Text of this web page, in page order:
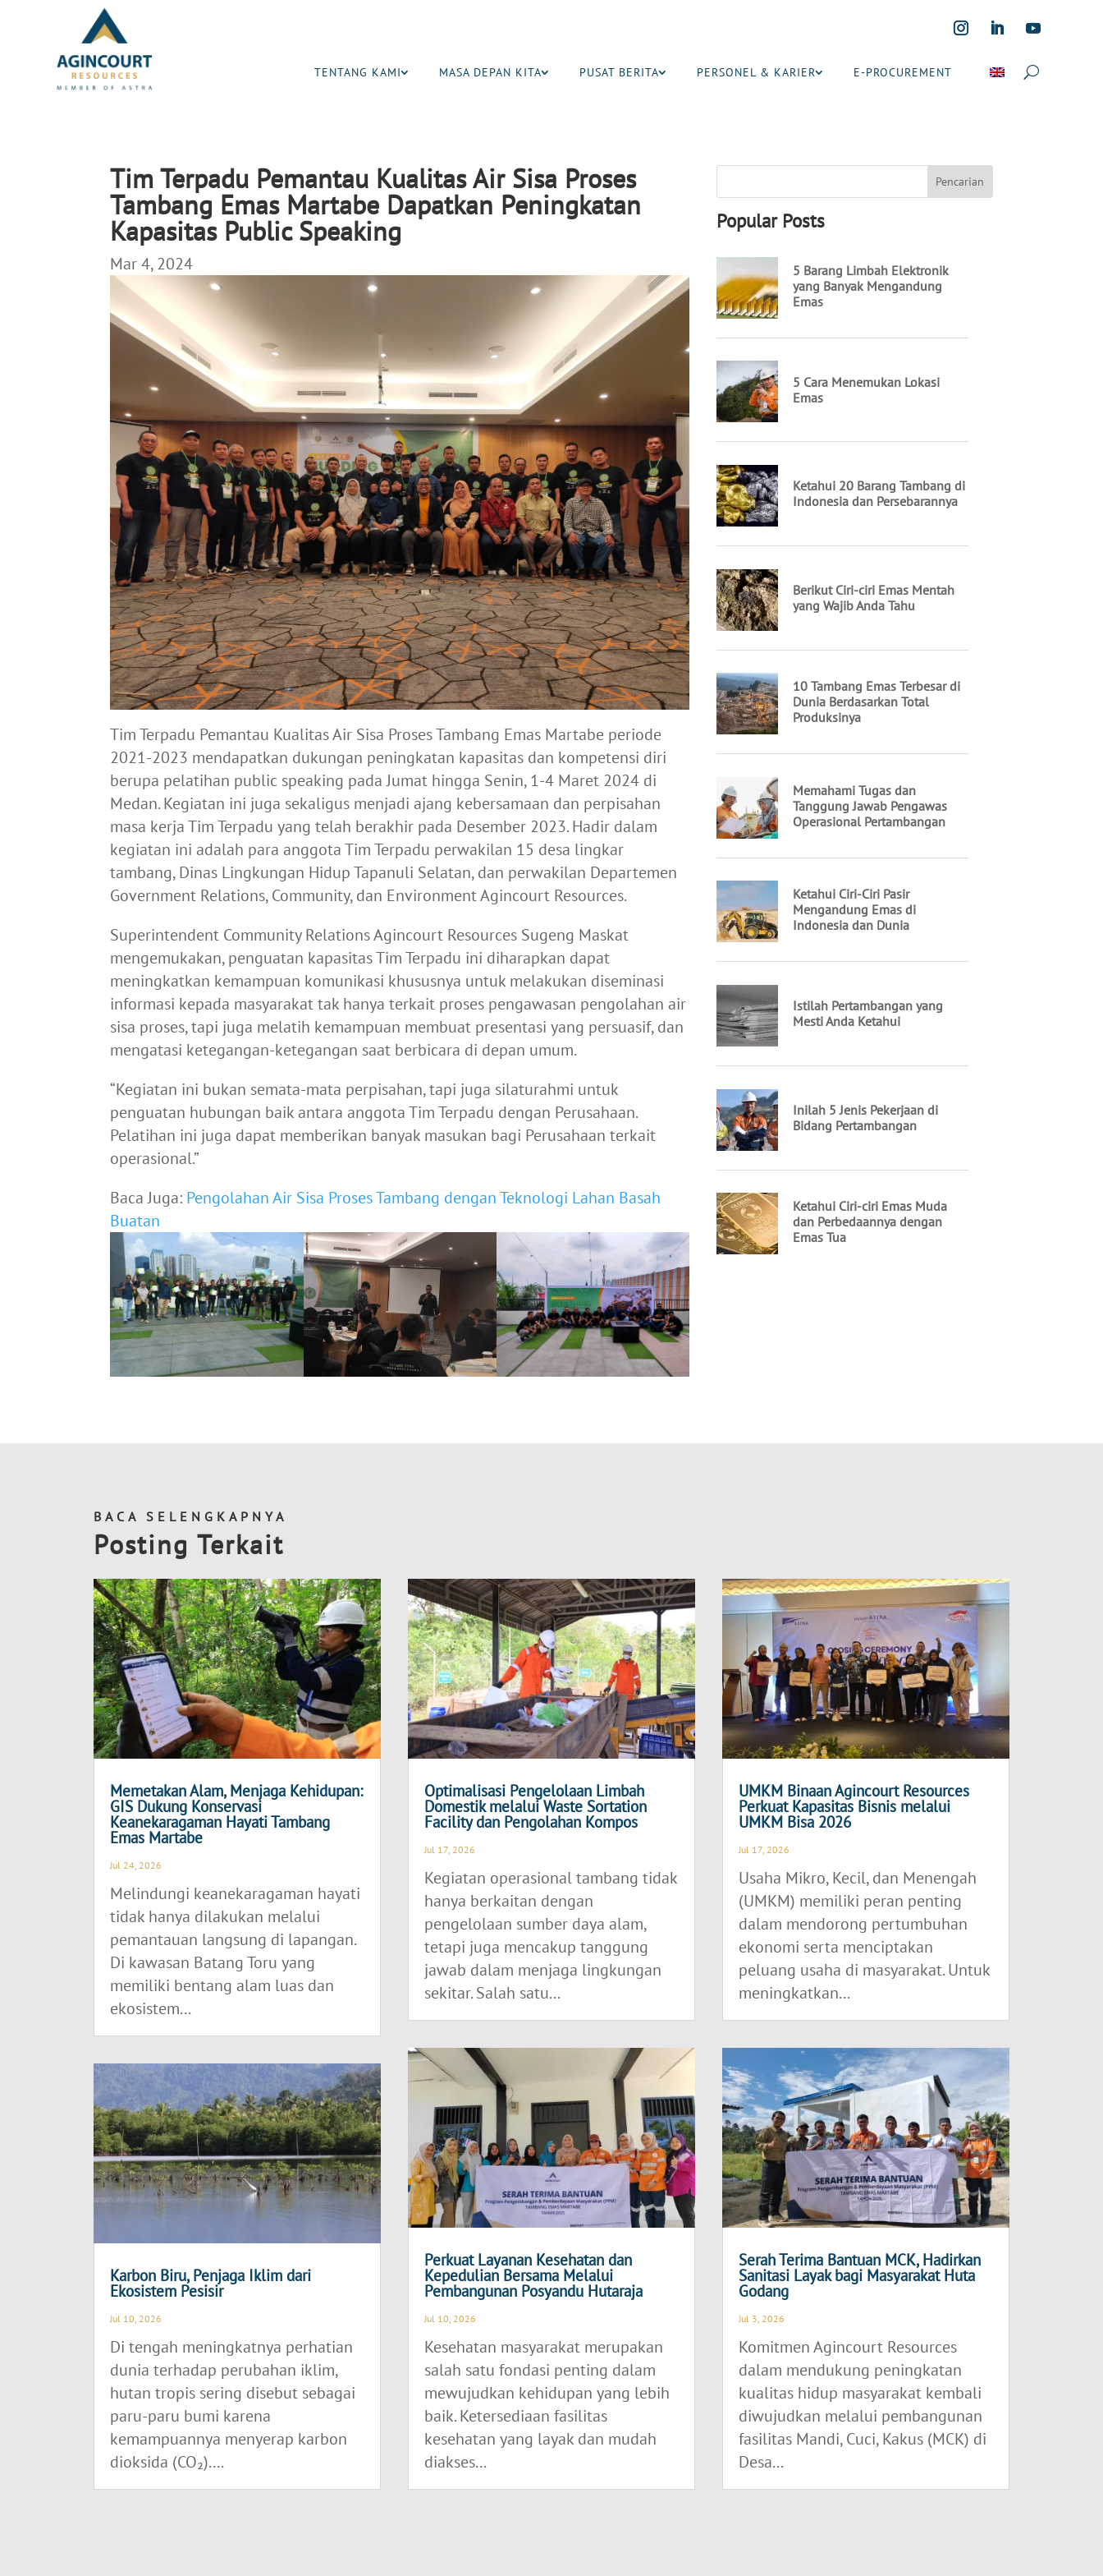
TENTANG KAMI MASA DEPAN KITA PUSAT BERITA PERSONEL & KARIER E-PROCUREMENT
Tim Terpadu Pemantau Kualitas Air Sisa Proses
Tambang Emas Martabe Dapatkan Peningkatan
Kapasitas Public Speaking
Mar 4, 2024
Tim Terpadu Pemantau Kualitas Air Sisa Proses Tambang Emas Martabe periode
2021-2023 mendapatkan dukungan peningkatan kapasitas dan kompetensi diri
berupa pelatihan public speaking pada Jumat hingga Senin, 1-4 Maret 2024 di
Medan. Kegiatan ini juga sekaligus menjadi ajang kebersamaan dan perpisahan
masa kerja Tim Terpadu yang telah berakhir pada Desember 2023. Hadir dalam
kegiatan ini adalah para anggota Tim Terpadu perwakilan 15 desa lingkar
tambang, Dinas Lingkungan Hidup Tapanuli Selatan, dan perwakilan Departemen
Government Relations, Community, dan Environment Agincourt Resources.
Superintendent Community Relations Agincourt Resources Sugeng Maskat
mengemukakan, penguatan kapasitas Tim Terpadu ini diharapkan dapat
meningkatkan kemampuan komunikasi khususnya untuk melakukan diseminasi
informasi kepada masyarakat tak hanya terkait proses pengawasan pengolahan air
sisa proses, tapi juga melatih kemampuan membuat presentasi yang persuasif, dan
mengatasi ketegangan-ketegangan saat berbicara di depan umum.
“Kegiatan ini bukan semata-mata perpisahan, tapi juga silaturahmi untuk
penguatan hubungan baik antara anggota Tim Terpadu dengan Perusahaan.
Pelatihan ini juga dapat memberikan banyak masukan bagi Perusahaan terkait
operasional.”
Baca Juga: Pengolahan Air Sisa Proses Tambang dengan Teknologi Lahan Basah
Buatan
Popular Posts
BACA SELENGKAPNYA
Posting Terkait
Memetakan Alam, Menjaga Kehidupan:
GIS Dukung Konservasi
Keanekaragaman Hayati Tambang
Emas Martabe
Jul 24, 2026
Melindungi keanekaragaman hayati
tidak hanya dilakukan melalui
pemantauan langsung di lapangan.
Di kawasan Batang Toru yang
memiliki bentang alam luas dan
ekosistem...
Karbon Biru, Penjaga Iklim dari
Ekosistem Pesisir
Jul 10, 2026
Di tengah meningkatnya perhatian
dunia terhadap perubahan iklim,
hutan tropis sering disebut sebagai
paru-paru bumi karena
kemampuannya menyerap karbon
dioksida (CO₂)....
Optimalisasi Pengelolaan Limbah
Domestik melalui Waste Sortation
Facility dan Pengolahan Kompos
Jul 17, 2026
Kegiatan operasional tambang tidak
hanya berkaitan dengan
pengelolaan sumber daya alam,
tetapi juga mencakup tanggung
jawab dalam menjaga lingkungan
sekitar. Salah satu...
Perkuat Layanan Kesehatan dan
Kepedulian Bersama Melalui
Pembangunan Posyandu Hutaraja
Jul 10, 2026
Kesehatan masyarakat merupakan
salah satu fondasi penting dalam
mewujudkan kehidupan yang lebih
baik. Ketersediaan fasilitas
kesehatan yang layak dan mudah
diakses...
UMKM Binaan Agincourt Resources
Perkuat Kapasitas Bisnis melalui
UMKM Bisa 2026
Jul 17, 2026
Usaha Mikro, Kecil, dan Menengah
(UMKM) memiliki peran penting
dalam mendorong pertumbuhan
ekonomi serta menciptakan
peluang usaha di masyarakat. Untuk
meningkatkan...
Serah Terima Bantuan MCK, Hadirkan
Sanitasi Layak bagi Masyarakat Huta
Godang
Jul 3, 2026
Komitmen Agincourt Resources
dalam mendukung peningkatan
kualitas hidup masyarakat kembali
diwujudkan melalui pembangunan
fasilitas Mandi, Cuci, Kakus (MCK) di
Desa...